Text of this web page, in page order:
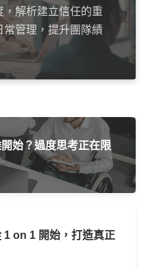
解析建立信任的重
常管理，提升團隊績
始？過度思考正在限
1 on 1 開始，打造真正